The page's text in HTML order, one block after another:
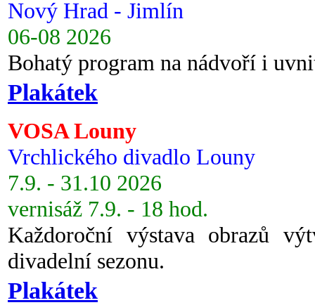
Nový Hrad - Jimlín
06-08 2026
Bohatý program na nádvoří i
Plakátek
VOSA Louny
Vrchlického divadlo Louny
7.9. - 31.10 2026
vernisáž 7.9. - 18 hod.
Každoroční výstava obrazů
divadelní sezonu.
Plakátek